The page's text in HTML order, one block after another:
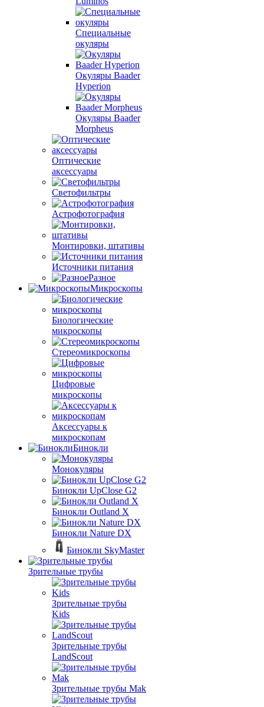
Специальные
окуляры
Окуляры Baader
Hyperion
Окуляры Baader
Morpheus
Оптические
аксессуары
Светофильтры
Астрофотография
Монтировки, штативы
Источники питания
Разное
Микроскопы
Биологические
микроскопы
Стереомикроскопы
Цифровые
микроскопы
Аксессуары к
микроскопам
Бинокли
Монокуляры
Бинокли UpClose G2
Бинокли Outland X
Бинокли Nature DX
Бинокли SkyMaster
Зрительные трубы
Зрительные трубы
Kids
Зрительные трубы
LandScout
Зрительные трубы Mak